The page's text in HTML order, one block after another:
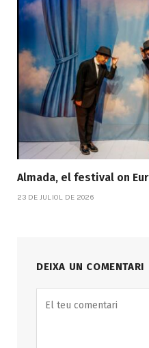
Almada, el festival on
23 DE JULIOL DE 2026
DEIXA UN COMENTARI